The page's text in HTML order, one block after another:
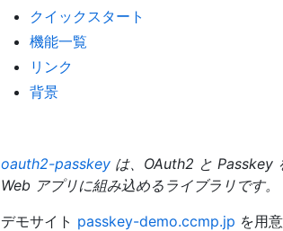
クイックスタート
機能一覧
リンク
背景
oauth2-passkey は、OAuth2 と Passkey
Web アプリに組み込めるライブラリです。
デモサイト passkey-demo.ccmp.jp を用